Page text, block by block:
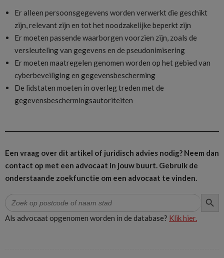
Er alleen persoonsgegevens worden verwerkt die geschikt
zijn, relevant zijn en tot het noodzakelijke beperkt zijn
Er moeten passende waarborgen voorzien zijn, zoals de
versleuteling van gegevens en de pseudonimisering
Er moeten maatregelen genomen worden op het gebied van
cyberbeveiliging en gegevensbescherming
De lidstaten moeten in overleg treden met de
gegevensbeschermingsautoriteiten
Een vraag over dit artikel of juridisch advies nodig? Neem dan
contact op met een advocaat in jouw buurt. Gebruik de
onderstaande zoekfunctie om een advocaat te vinden.
Zoek
naar:
Als advocaat opgenomen worden in de database? Klik hier.